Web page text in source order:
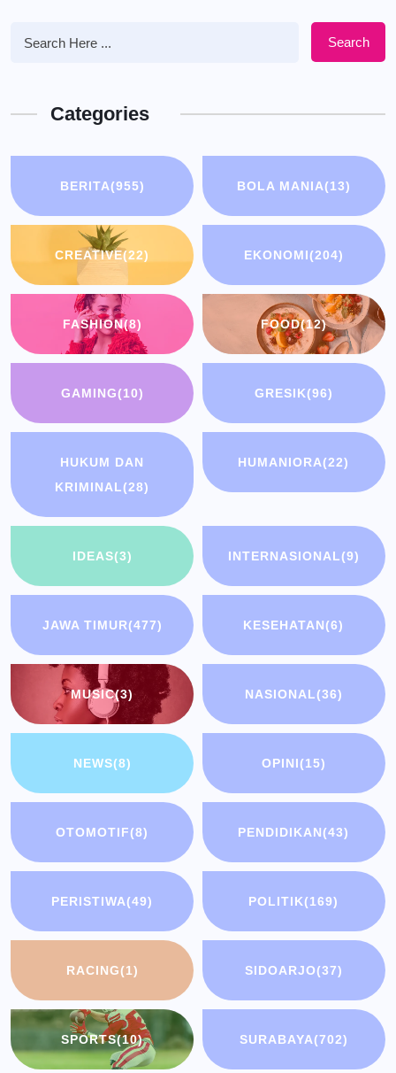
Search
Categories
BERITA(955) BOLA MANIA(13)
CREATIVE(22) EKONOMI(204)
FASHION(8) FOOD(12)
GAMING(10) GRESIK(96)
HUKUM DAN
KRIMINAL(28)
HUMANIORA(22)
IDEAS(3) INTERNASIONAL(9)
JAWA TIMUR(477) KESEHATAN(6)
MUSIC(3) NASIONAL(36)
NEWS(8) OPINI(15)
OTOMOTIF(8) PENDIDIKAN(43)
PERISTIWA(49) POLITIK(169)
RACING(1) SIDOARJO(37)
SPORTS(10) SURABAYA(702)